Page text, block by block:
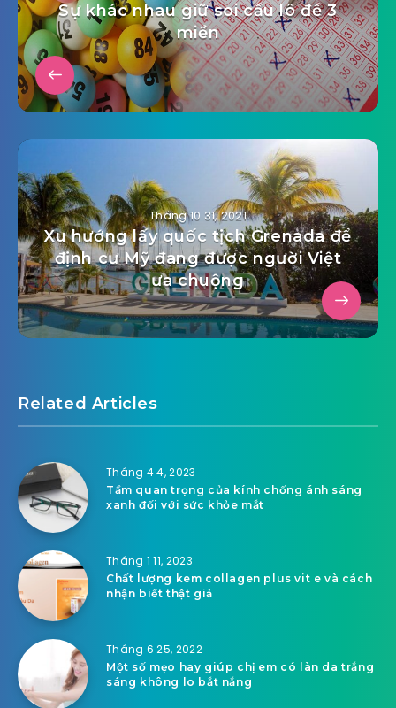
Sự khác nhau giữ soi cầu lô đề 3
miền
Tháng 10 31, 2021
Xu hướng lấy quốc tịch Grenada để
định cư Mỹ đang được người Việt
ưa chuộng
Related Articles
Tháng 4 4, 2023
Tầm quan trọng của kính chống ánh sáng
xanh đối với sức khỏe mắt
Tháng 1 11, 2023
Chất lượng kem collagen plus vit e và cách
nhận biết thật giả
Tháng 6 25, 2022
Một số mẹo hay giúp chị em có làn da trắng
sáng không lo bắt nắng